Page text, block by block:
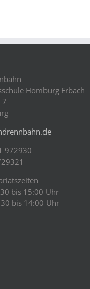
Homburg Erbach
7
972930
bis 15:00 Uhr
bis 14:00 Uhr